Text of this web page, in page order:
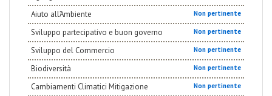
Aiuto all’Ambiente Non pertinente
Sviluppo partecipativo e buon governo Non pertinente
Sviluppo del Commercio Non pertinente
Biodiversità Non pertinente
Cambiamenti Climatici Mitigazione Non pertinente